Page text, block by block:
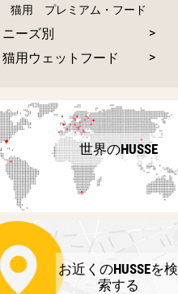
猫用 プレミアム・フード
ニーズ別
猫用ウェットフード
世界のHUSSE
お近くのHUSSEを検
索する